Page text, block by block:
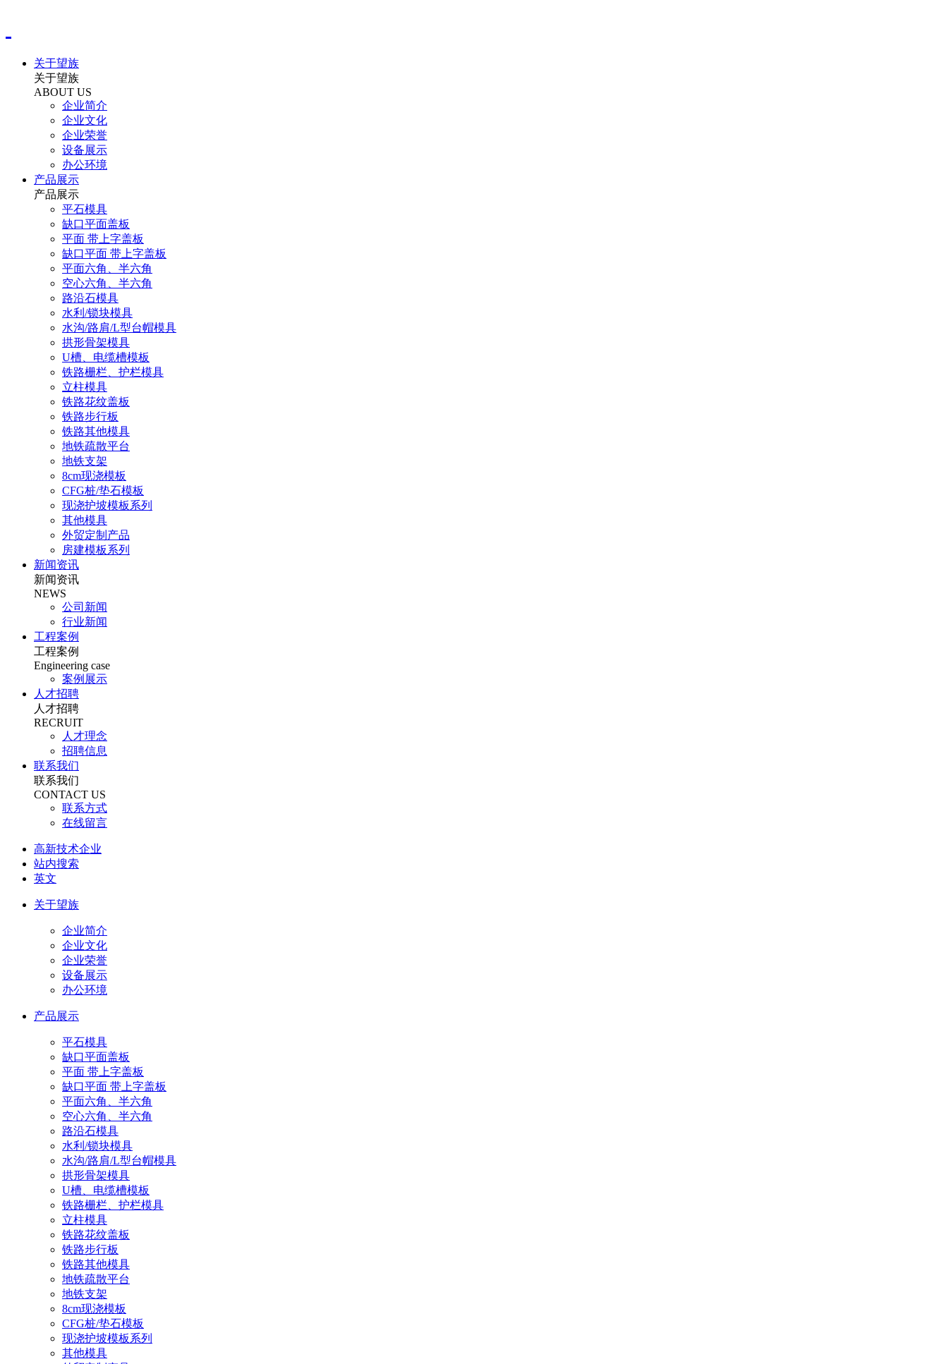
关于望族
关于望族
ABOUT US
企业简介
企业文化
企业荣誉
设备展示
办公环境
产品展示
产品展示
平石模具
缺口平面盖板
平面 带上字盖板
缺口平面 带上字盖板
平面六角、半六角
空心六角、半六角
路沿石模具
水利/锁块模具
水沟/路肩/L型台帽模具
拱形骨架模具
U槽、电缆槽模板
铁路栅栏、护栏模具
立柱模具
铁路花纹盖板
铁路步行板
铁路其他模具
地铁疏散平台
地铁支架
8cm现浇模板
CFG桩/垫石模板
现浇护坡模板系列
其他模具
外贸定制产品
房建模板系列
新闻资讯
新闻资讯
NEWS
公司新闻
行业新闻
工程案例
工程案例
Engineering case
案例展示
人才招聘
人才招聘
RECRUIT
人才理念
招聘信息
联系我们
联系我们
CONTACT US
联系方式
在线留言
高新技术企业
站内搜索
英文
关于望族
企业简介
企业文化
企业荣誉
设备展示
办公环境
产品展示
平石模具
缺口平面盖板
平面 带上字盖板
缺口平面 带上字盖板
平面六角、半六角
空心六角、半六角
路沿石模具
水利/锁块模具
水沟/路肩/L型台帽模具
拱形骨架模具
U槽、电缆槽模板
铁路栅栏、护栏模具
立柱模具
铁路花纹盖板
铁路步行板
铁路其他模具
地铁疏散平台
地铁支架
8cm现浇模板
CFG桩/垫石模板
现浇护坡模板系列
其他模具